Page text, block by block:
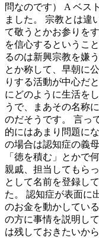
問なのです） A ベス
ました。 宗教とは違
て敬うとかお参りを
を信心するというこ
るのは新興宗教を嫌
とか称して、早朝に
りする活動が中心だ
にどのように生活を
うで、まあその名称
のだそうです。 言っ
的にはあまり問題に
の場合は認知症の義
「徳を積む」とかで
親戚、担当してもら
として名前を登録し
た。 認知症が表面に
のお金を動かしてい
の方に事情を説明し
は残しておきたいか